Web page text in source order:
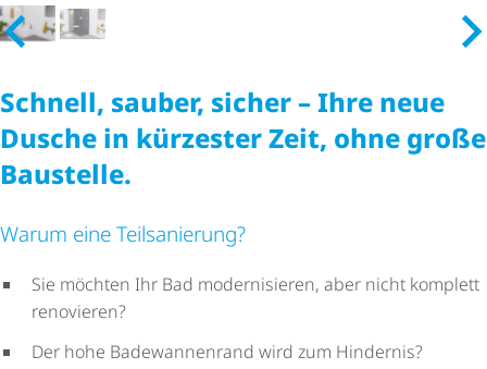
Schnell, sauber, sicher – Ihre neue
Dusche in kürzester Zeit, ohne große
Baustelle.
Warum eine Teilsanierung?
Sie möchten Ihr Bad modernisieren, aber nicht komplett
renovieren?
Der hohe Badewannenrand wird zum Hindernis?